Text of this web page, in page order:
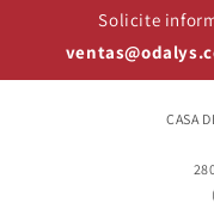
Solicite
CASA